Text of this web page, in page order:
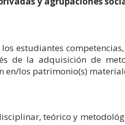
estudiantes
de la adquisición de
en/los patrimonio(s)
teórico y